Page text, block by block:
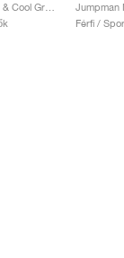
Jumpman MVP "White & Cool Grey"
Férfi /